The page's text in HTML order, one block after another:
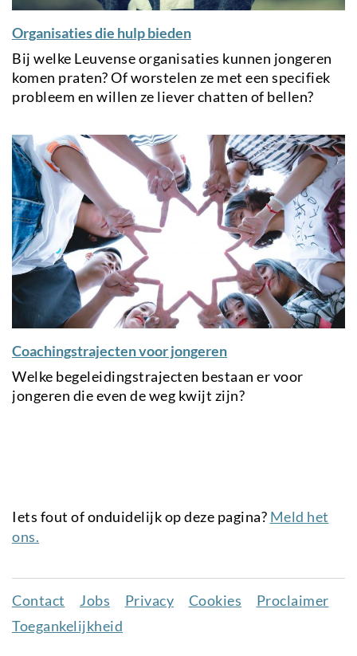
Organisaties die hulp bieden
Bij welke Leuvense organisaties kunnen jongeren
komen praten? Of worstelen ze met een specifiek
probleem en willen ze liever chatten of bellen?
Coachingstrajecten voor jongeren
Welke begeleidingstrajecten bestaan er voor
jongeren die even de weg kwijt zijn?
Iets fout of onduidelijk op deze pagina? Meld het
ons.
Juridisch
menu
Contact Jobs Privacy Cookies
Proclaimer
Toegankelijkheid